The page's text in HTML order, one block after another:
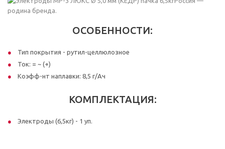
родина бренда.
ОСОБЕННОСТИ:
Тип покрытия - рутил-целлюлозное
Ток: = ~ (+)
Коэфф-нт наплавки: 8,5 г/Ач
КОМПЛЕКТАЦИЯ:
Электроды (6,5кг) - 1 уп.